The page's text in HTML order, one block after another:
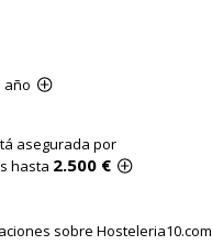
año
asegurada por
hasta 2.500 €
sobre Hosteleria10.com